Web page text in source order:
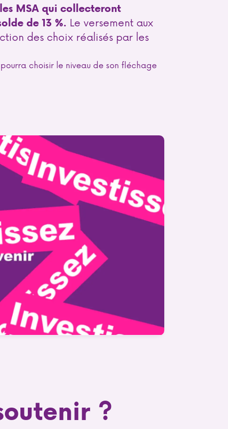
MSA qui collecteront
de 13 %. Le versement aux
des choix réalisés par les
choisir le niveau de son fléchage
?